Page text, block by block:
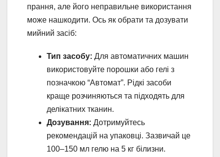
прання, але його неправильне використання
може нашкодити. Ось як обрати та дозувати
мийний засіб:
Тип засобу: Для автоматичних машин
використовуйте порошки або гелі з
позначкою “Автомат”. Рідкі засоби
краще розчиняються та підходять для
делікатних тканин.
Дозування: Дотримуйтесь
рекомендацій на упаковці. Зазвичай це
100–150 мл гелю на 5 кг білизни.